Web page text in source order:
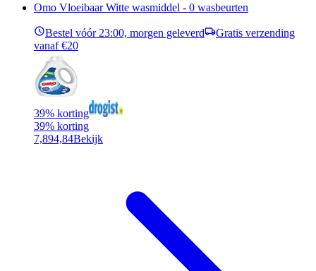
Omo Vloeibaar Witte wasmiddel - 0 wasbeurten
Bestel vóór 23:00, morgen geleverd
Gratis verzending
vanaf €20
39% korting
39% korting
7,894,84Bekijk